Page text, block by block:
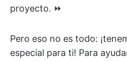
proyecto. ⏩
Pero eso no es todo:
especial para ti! Para